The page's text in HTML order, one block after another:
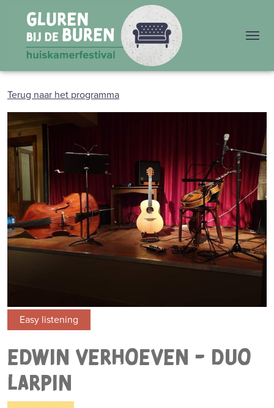
Terug naar het programma
Easy listening
EDWIN VERHOEVEN - DUO
LARPIN